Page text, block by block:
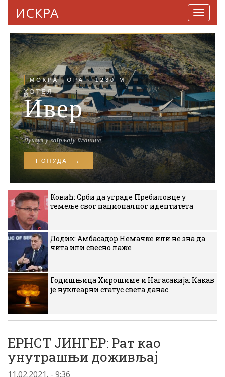
ИСКРА
Ковић: Срби да уграде Пребиловце у
темеље свог националног идентитета
Додик: Амбасадор Немачке или не зна да
чита или свесно лаже
Годишњица Хирошиме и Нагасакија: Какав
је нуклеарни статус света данас
ЕРНСТ ЈИНГЕР: Рат као
унутрашњи доживљај
11.02.2021. - 9:36